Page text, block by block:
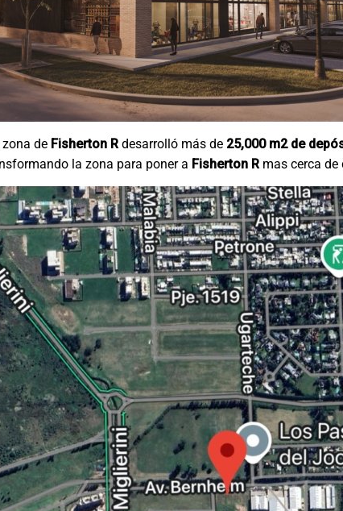
de Fisherton Rdesarrolló más de 25,000 m2 de
la zona para poner a Fisherton R mas cerca de